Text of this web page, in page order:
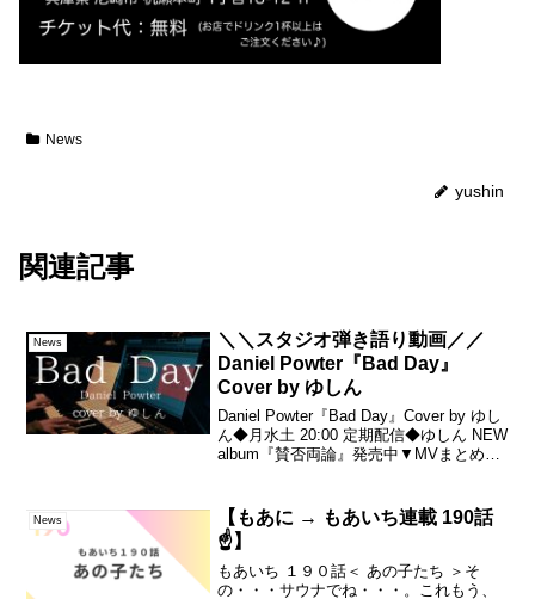
News
yushin
関連記事
News
＼＼スタジオ弾き語り動画／／
Daniel Powter『Bad Day』
Cover by ゆしん
Daniel Powter『Bad Day』Cover by ゆし
ん◆月水土 20:00 定期配信◆ゆしん NEW
album『賛否両論』発売中▼MVまとめ
News
【もあに → もあいち連載 190話
☝️】
もあいち １９０話＜ あの子たち ＞そ
の・・・サウナでね・・・。これもう、